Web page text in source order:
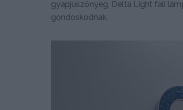
gyapjúszőnyeg, Delta Light fali
gondoskodnak.